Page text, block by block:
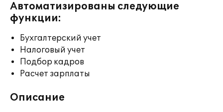
Автоматизированы следующие
функции:
Бухгалтерский учет
Налоговый учет
Подбор кадров
Расчет зарплаты
Описание